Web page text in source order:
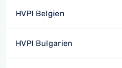
HVPI Belgien
HVPI Bulgarien